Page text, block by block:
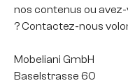
nos contenus ou
? Contactez-nous
Mobeliani GmbH
Baselstrasse 60